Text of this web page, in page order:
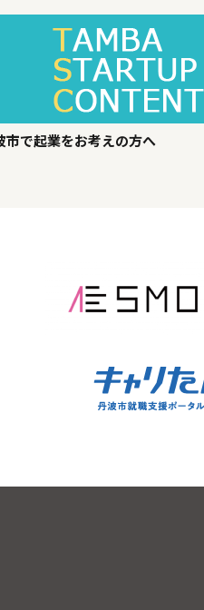
市で起業をお考えの方へ